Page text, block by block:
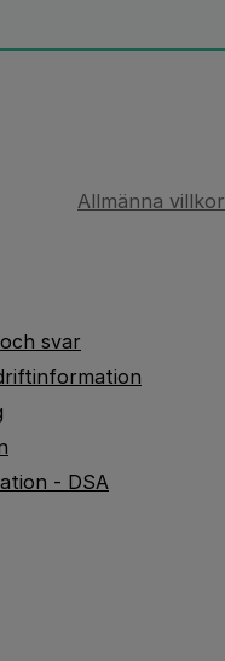
Allmänna villkor
svar
- DSA